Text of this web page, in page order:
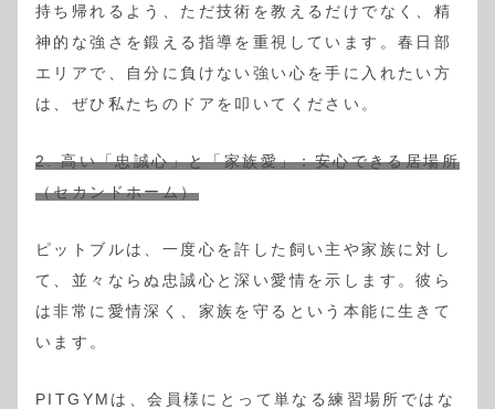
持ち帰れるよう、ただ技術を教えるだけでなく、精
神的な強さを鍛える指導を重視しています。春日部
エリアで、自分に負けない強い心を手に入れたい方
は、ぜひ私たちのドアを叩いてください。
2. 高い「忠誠心」と「家族愛」：安心できる居場所
（セカンドホーム）
ピットブルは、一度心を許した飼い主や家族に対し
て、並々ならぬ忠誠心と深い愛情を示します。彼ら
は非常に愛情深く、家族を守るという本能に生きて
います。
PITGYMは、会員様にとって単なる練習場所ではな